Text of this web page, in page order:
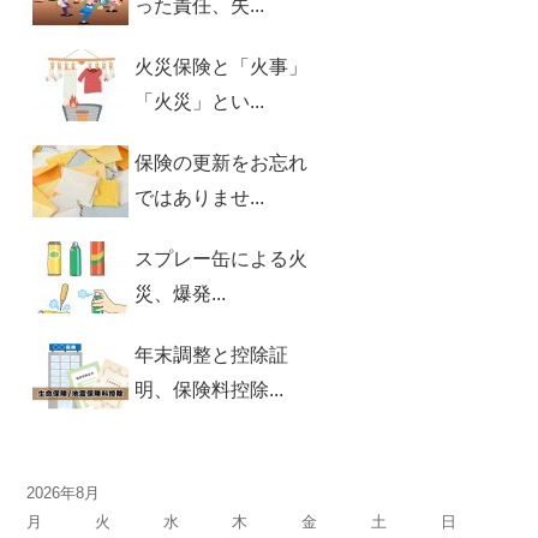
った責任、失...
火災保険と「火事」
「火災」とい...
保険の更新をお忘れ
ではありませ...
スプレー缶による火
災、爆発...
年末調整と控除証
明、保険料控除...
2026年8月
月
火 水 木 金 土 日